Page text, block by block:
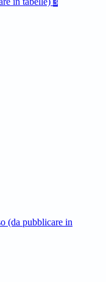
(da pubblicare in